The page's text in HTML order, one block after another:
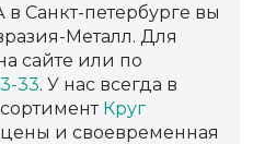
Санкт-петербурге вы
Металл. Для
сайте или по
33. У нас всегда в
Круг
и своевременная